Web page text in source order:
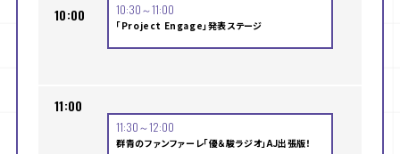
10:00 10:30～11:00
「Project Engage」発表ステージ
11:00
11:30～12:00
群青のファンファーレ「優＆駿ラジオ」AJ出張版！